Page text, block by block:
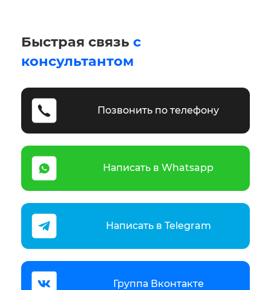
Быстрая связь с
консультантом
Позвонить по телефону
Написать в Whatsapp
Написать в Telegram
Группа Вконтакте